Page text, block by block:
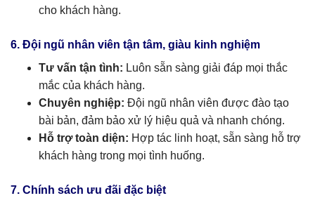
cho khách hàng.
6. Đội ngũ nhân viên tận tâm, giàu kinh nghiệm
Tư vấn tận tình: Luôn sẵn sàng giải đáp mọi thắc
mắc của khách hàng.
Chuyên nghiệp: Đội ngũ nhân viên được đào tạo
bài bản, đảm bảo xử lý hiệu quả và nhanh chóng.
Hỗ trợ toàn diện: Hợp tác linh hoạt, sẵn sàng hỗ trợ
khách hàng trong mọi tình huống.
7. Chính sách ưu đãi đặc biệt